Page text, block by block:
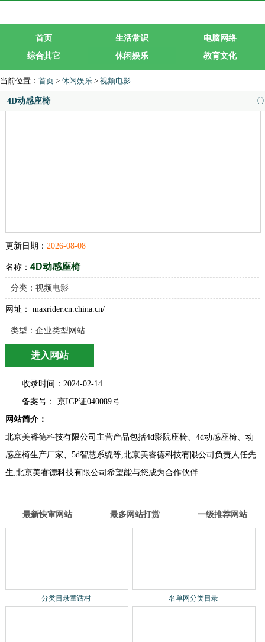
首页 生活常识
电脑网络
综合其它
休闲娱乐
教育文化
当前位置： 首页 > 休闲娱乐 > 视频电影
4D动感座椅 ( )
更新日期： 2026-08-08
名称： 4D动感座椅
分类： 视频电影
网址： maxrider.cn.china.cn/
类型：企业类型网站
进入网站
收录时间：2024-02-14
备案号： 京ICP证040089号
网站简介：
北京美睿德科技有限公司主营产品包括4d影院座椅、4d动感座椅、动
感座椅生产厂家、5d智慧系统等,北京美睿德科技有限公司负责人任先
生,北京美睿德科技有限公司希望能与您成为合作伙伴
最新快审网站 最多网站打赏 一级推荐网站
分类目录童话村 名单网分类目录